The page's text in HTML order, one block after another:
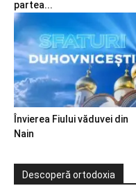
partea...
Învierea Fiului văduvei din
Nain
Descoperă ortodoxia